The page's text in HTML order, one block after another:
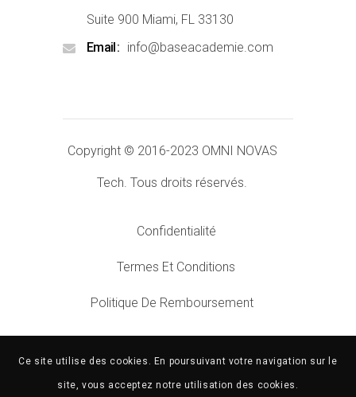
Suite 900 Miami, FL 33130
Email
info@baseacademie.com
Copyright © 2016-2023 OMNI NOVAS
Tech. Tous droits réservés.
Confidentialité
Termes Et Conditions
Politique De Remboursement
Ce site utilise des cookies. En poursuivant votre navigation sur le
site, vous acceptez notre utilisation des cookies.